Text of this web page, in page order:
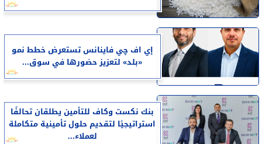
إي اف چي فاينانس تستعرض خطط نمو
«بلد» لتعزيز حضورها في سوق...
بنك نكست وكاف للتأمين يطلقان تحالفًا
استراتيجيًا لتقديم حلول تأمينية متكاملة
لعملاء...